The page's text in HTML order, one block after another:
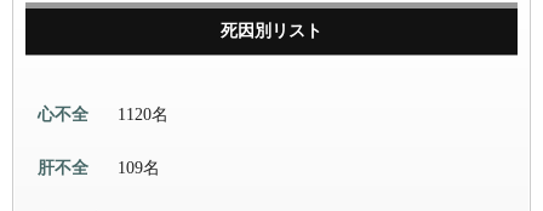
死因別リスト
心不全 1120名
肝不全 109名